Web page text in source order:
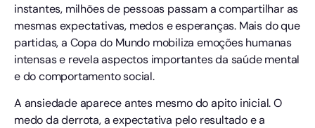
instantes, milhões de pessoas passam a compartilhar as
mesmas expectativas, medos e esperanças. Mais do que
partidas, a Copa do Mundo mobiliza emoções humanas
intensas e revela aspectos importantes da saúde mental
e do comportamento social.
A ansiedade aparece antes mesmo do apito inicial. O
medo da derrota, a expectativa pelo resultado e a